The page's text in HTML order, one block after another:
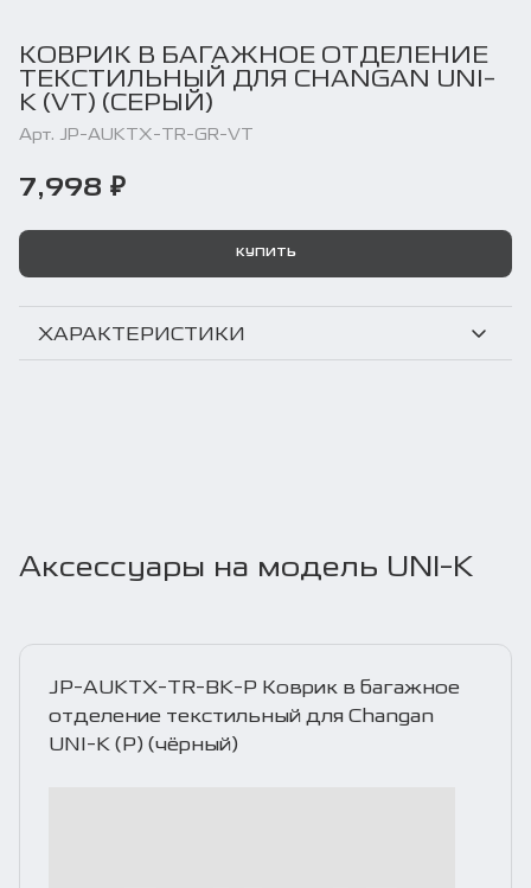
КОВРИК В БАГАЖНОЕ ОТДЕЛЕНИЕ
ТЕКСТИЛЬНЫЙ ДЛЯ CHANGAN UNI-
K (VT) (СЕРЫЙ)
Арт. JP-AUKTX-TR-GR-VT
7,998 ₽
КУПИТЬ
ХАРАКТЕРИСТИКИ
Аксессуары на модель UNI-K
JP-AUKTX-TR-BK-P Коврик в багажное
отделение текстильный для Changan
UNI-K (P) (чёрный)